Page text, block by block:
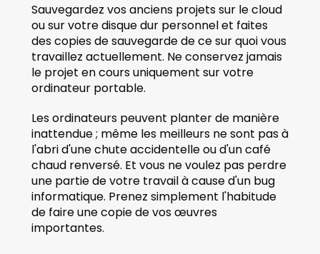
Sauvegardez vos anciens projets sur le cloud
ou sur votre disque dur personnel et faites
des copies de sauvegarde de ce sur quoi vous
travaillez actuellement. Ne conservez jamais
le projet en cours uniquement sur votre
ordinateur portable.
Les ordinateurs peuvent planter de manière
inattendue ; même les meilleurs ne sont pas à
l'abri d'une chute accidentelle ou d'un café
chaud renversé. Et vous ne voulez pas perdre
une partie de votre travail à cause d'un bug
informatique. Prenez simplement l'habitude
de faire une copie de vos œuvres
importantes.